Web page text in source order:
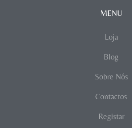
MENU
Loja
Blog
Sobre Nós
Contactos
Registar